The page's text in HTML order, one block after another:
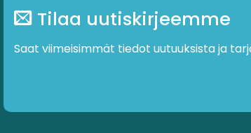
Tilaa uutiskirjeemme
Saat viimeisimmät tiedot uutuuksista ja